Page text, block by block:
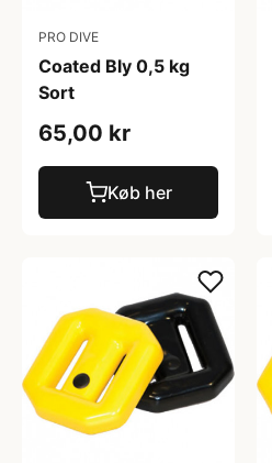
PRO DIVE
Coated Bly 0,5 kg
Sort
65,00 kr
Køb her